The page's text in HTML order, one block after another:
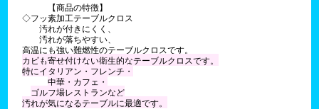
【商品の特徴】
◇フッ素加工テーブルクロス
汚れが付きにくく、
汚れが落ちやすい、
高温にも強い難燃性のテーブルクロスです。
カビも寄せ付けない衛生的なテーブルクロスです。
特にイタリアン・フレンチ・
中華・カフェ・
ゴルフ場レストランなど
汚れが気になるテーブルに最適です。